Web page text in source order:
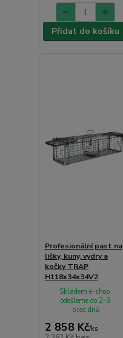
Přidat do košíku
Profesionální past na
lišky, kuny, vydry a
kočky TRAP
H118x34x34V2
2 858 Kč/ks
Skladem e-shop,
odešleme do 2-3
prac.dnů